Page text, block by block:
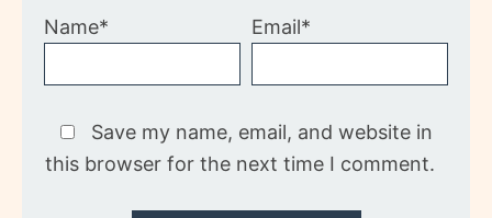
Name* Email*
Save my name, email, and website in
this browser for the next time I comment.